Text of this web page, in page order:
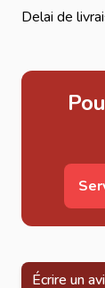
Delai de
Écrire un